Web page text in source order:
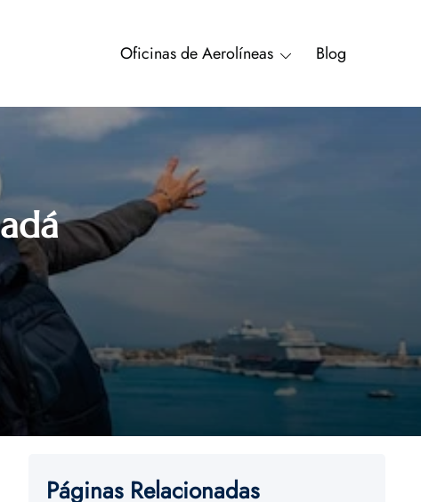
Oficinas de Aerolíneas Blog
Páginas Relacionadas